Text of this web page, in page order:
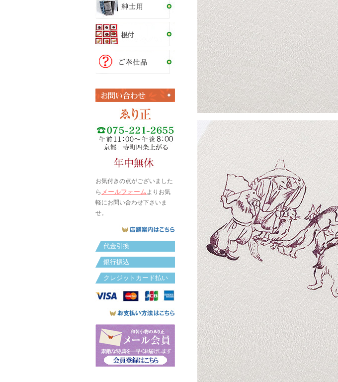
お気付きの点がございました
ら メールフォームよりお気
軽にお問い合わせ下さいま
せ。
代金引換
銀行振込
クレジットカード払い